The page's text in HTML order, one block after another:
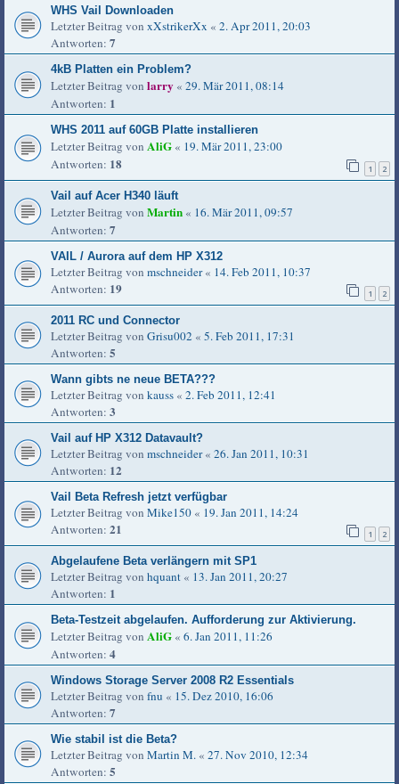
WHS Vail Downloaden
Letzter Beitrag von xXstrikerXx « 2. Apr 2011, 20:03
Antworten: 7
4kB Platten ein Problem?
Letzter Beitrag von larry « 29. Mär 2011, 08:14
Antworten: 1
WHS 2011 auf 60GB Platte installieren
Letzter Beitrag von AliG « 19. Mär 2011, 23:00
Antworten: 18 1 2
Vail auf Acer H340 läuft
Letzter Beitrag von Martin « 16. Mär 2011, 09:57
Antworten: 7
VAIL / Aurora auf dem HP X312
Letzter Beitrag von mschneider« 14. Feb 2011, 10:37
Antworten: 19 1 2
2011 RC und Connector
Letzter Beitrag von Grisu002 « 5. Feb 2011, 17:31
Antworten: 5
Wann gibts ne neue BETA???
Letzter Beitrag von kauss « 2. Feb 2011, 12:41
Antworten: 3
Vail auf HP X312 Datavault?
Letzter Beitrag von mschneider« 26. Jan 2011, 10:31
Antworten: 12
Vail Beta Refresh jetzt verfügbar
Letzter Beitrag von Mike150 « 19. Jan 2011, 14:24
Antworten: 21 1 2
Abgelaufene Beta verlängern mit SP1
Letzter Beitrag von hquant « 13. Jan 2011, 20:27
Antworten: 1
Beta-Testzeit abgelaufen. Aufforderung zur Aktivierung.
Letzter Beitrag von AliG « 6. Jan 2011, 11:26
Antworten: 4
Windows Storage Server 2008 R2 Essentials
Letzter Beitrag von fnu « 15. Dez 2010, 16:06
Antworten: 7
Wie stabil ist die Beta?
Letzter Beitrag von Martin M. « 27. Nov 2010, 12:34
Antworten: 5